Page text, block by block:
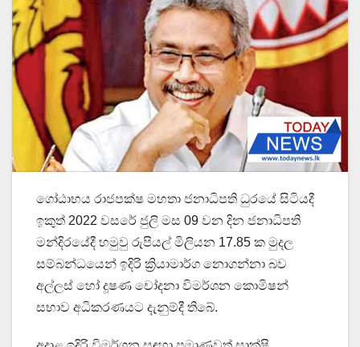
ගෝඨාභය රාජපක්ෂ මහතා ජනාධිපති ධුරයේ සිටියදී
ඉකුත් 2022 වසරේ ජුලි මස 09 වන දින ජනාධිපති
මන්දිරයේදී හමුවු රුපියල් මිලියන 17.85 ක මුදල
සම්බන්ධයෙන් ඉදිරි ක්‍රියාමාර්ග නොගන්නා බව
අල්ලස් හෝ දූෂණ චෝදනා විමර්ශන කොමිෂන්
සභාව අධිකරණයට දැනුම්දී තිබේ.